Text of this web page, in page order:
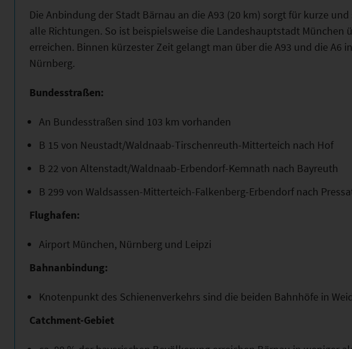
Die Anbindung der Stadt Bärnau an die A93 (20 km) sorgt für kurze
alle Richtungen. So ist beispielsweise die Landeshauptstadt München
erreichen. Binnen kürzester Zeit gelangt man über die A93 und die A6
Nürnberg.
Bundesstraßen:
An Bundesstraßen sind 103 km vorhanden
B 15 von Neustadt/Waldnaab-Tirschenreuth-Mitterteich nach Hof
B 22 von Altenstadt/Waldnaab-Erbendorf-Kemnath nach Bayreuth
B 299 von Waldsassen-Mitterteich-Falkenberg-Erbendorf nach
Flughafen:
Airport München, Nürnberg und Leipzi
Bahnanbindung:
Knotenpunkt des Schienenverkehrs sind die beiden Bahnhöfe in
Catchment-Gebiet